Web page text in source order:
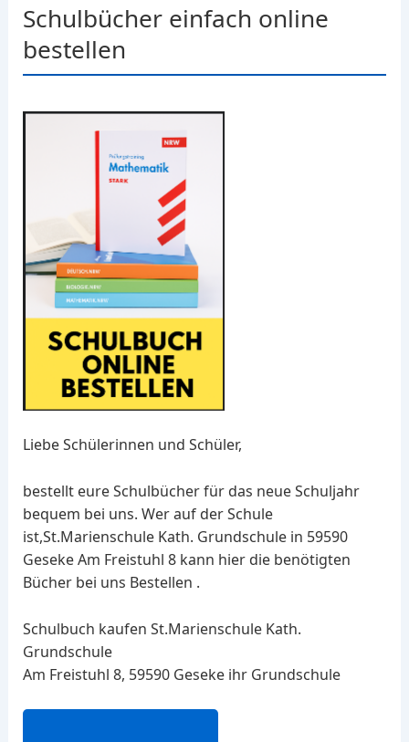
Schulbücher einfach online
bestellen
Liebe Schülerinnen und Schüler,
bestellt eure Schulbücher für das neue Schuljahr
bequem bei uns. Wer auf der Schule
ist,St.Marienschule Kath. Grundschule in 59590
Geseke Am Freistuhl 8 kann hier die benötigten
Bücher bei uns Bestellen .
Schulbuch kaufen St.Marienschule Kath.
Grundschule
Am Freistuhl 8, 59590 Geseke ihr Grundschule